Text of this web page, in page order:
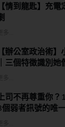
【情到龍匙】充
【辦公室政治術
｜三個特徵識別
上司不再尊重你
個弱者訊號的唯